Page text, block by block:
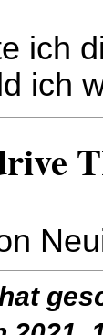
ich
ich
hat